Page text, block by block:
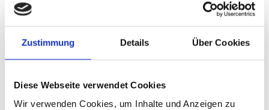
Zustimmung Details Über Cookies
Diese Webseite verwendet Cookies
Wir verwenden Cookies, um Inhalte und Anzeigen zu